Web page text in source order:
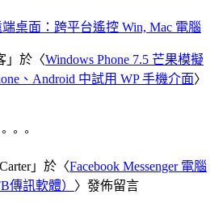
桌面：跨平台遙控 Win, Mac 電腦
」於〈Windows Phone 7.5 芒果模擬
、Android 中試用 WP 手機介面〉
。。
」於〈Facebook Messenger 電腦
傳訊軟體） 〉發佈留言